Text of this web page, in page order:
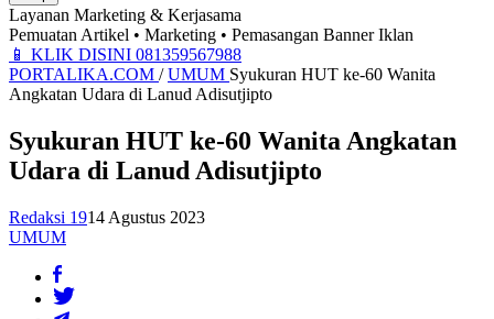
Layanan Marketing & Kerjasama
Pemuatan Artikel • Marketing • Pemasangan Banner Iklan
📱 KLIK DISINI 081359567988
PORTALIKA.COM / UMUM Syukuran HUT ke-60 Wanita
Angkatan Udara di Lanud Adisutjipto
Syukuran HUT ke-60 Wanita Angkatan
Udara di Lanud Adisutjipto
Redaksi 1914 Agustus 2023
UMUM